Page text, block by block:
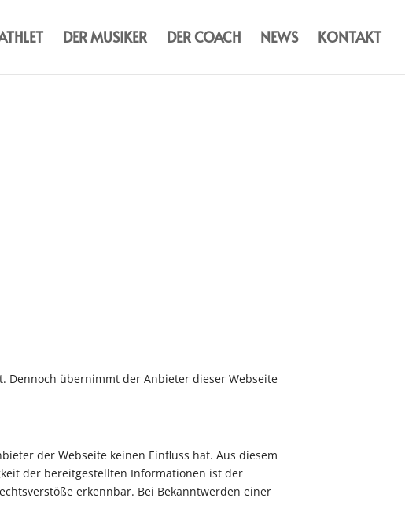
DER MUSIKER DER COACH NEWS KONTAKT
Dennoch übernimmt der Anbieter dieser Webseite
der Webseite keinen Einfluss hat. Aus diesem
der bereitgestellten Informationen ist der
erkennbar. Bei Bekanntwerden einer